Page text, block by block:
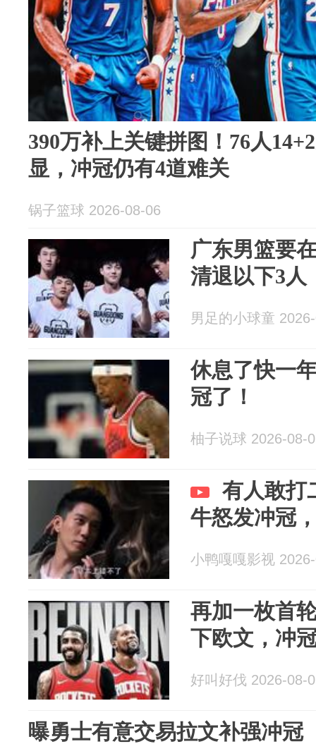
390万补上关键拼图！76人
显，冲冠仍有4道难关
锅子篮球 2026-08-06
广东男篮要
清退以下3人
男足的小球童
休息了快一
冠了！
柚子说球 2026-08-
有人敢打
牛怒发冲冠
小鸭嘎嘎影视
再加一枚首
下欧文，冲
好叫好伐 2026-08-
曝勇士有意交易拉文补强冲冠